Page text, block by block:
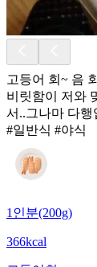
고등어 회~ 음
비릿함이 저와
서..그나마 다
#일반식 #야식
1인분(200g)
366kcal